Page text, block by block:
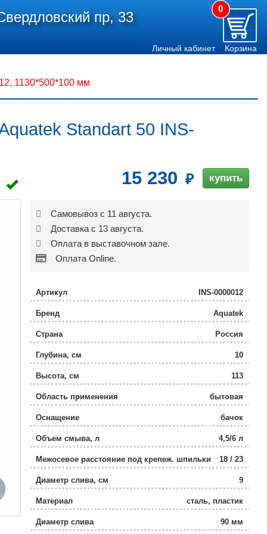
пр, 33
0
Личный кабинет Корзина
1130*500*100 мм
Standart 50 INS-
15 230 купить
Самовывоз с 11 августа.
Доставка с 13 августа.
Оплата в выставочном зале.
Оплата Online.
Артикул INS-0000012
Бренд Aquatek
Страна Россия
Глубина, см 10
Высота, см 113
Область применения бытовая
Оснащение бачок
Объем смыва, л 4,5/6 л
Межосевое расстояние под крепеж. шпильки 18 / 23
Диаметр слива, см 9
Материал сталь, пластик
Диаметр слива 90 мм